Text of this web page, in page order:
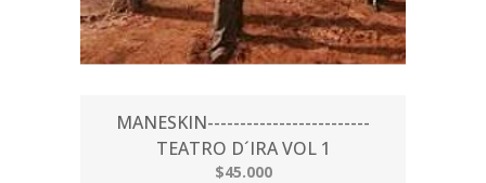
MANESKIN-------------------------
TEATRO D´IRA VOL 1
$45.000